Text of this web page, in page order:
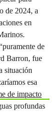
de 2024, a
en
de
Barron, fue
situación
esa
de impacto
profundas